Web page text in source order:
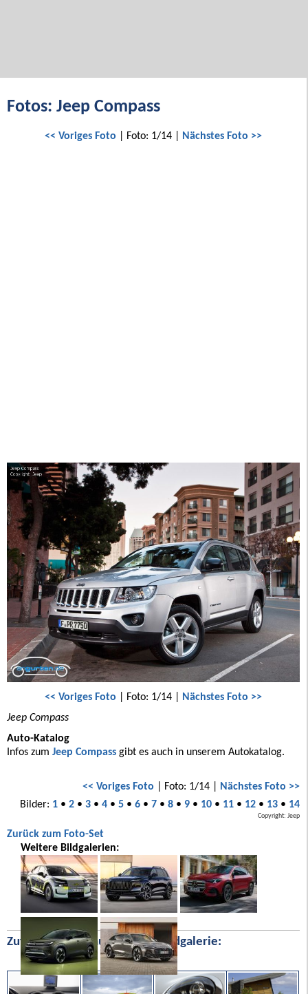
Fotos: Jeep Compass
<< Voriges Foto | Foto: 1/14 | Nächstes Foto >>
<< Voriges Foto | Foto: 1/14 | Nächstes Foto >>
Jeep Compass
Auto-Katalog
Infos zum Jeep Compass gibt es auch in unserem Autokatalog.
<< Voriges Foto | Foto: 1/14 | Nächstes Foto >>
Bilder: 1• 2• 3• 4• 5• 6• 7• 8• 9• 10• 11• 12• 13• 14
Copyright: Jeep
Zurück zum Foto-Set
Weitere Bildgalerien:
Zufällige Bilder aus unserer Bildgalerie: